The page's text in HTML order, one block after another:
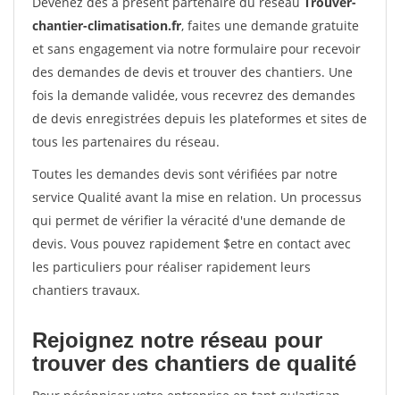
chantier-climatisation.fr, faites une demande gratuite
et sans engagement via notre formulaire pour recevoir
des demandes de devis et trouver des chantiers. Une
fois la demande validée, vous recevrez des demandes
de devis enregistrées depuis les plateformes et sites de
tous les partenaires du réseau.
Toutes les demandes devis sont vérifiées par notre
service Qualité avant la mise en relation. Un processus
qui permet de vérifier la véracité d'une demande de
devis. Vous pouvez rapidement $etre en contact avec
les particuliers pour réaliser rapidement leurs
chantiers travaux.
Rejoignez notre réseau pour
trouver des chantiers de qualité